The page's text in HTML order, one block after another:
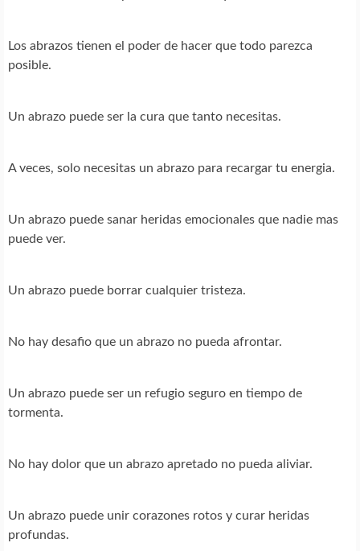
Los abrazos tienen el poder de hacer que todo parezca
posible.
Un abrazo puede ser la cura que tanto necesitas.
A veces, solo necesitas un abrazo para recargar tu energia.
Un abrazo puede sanar heridas emocionales que nadie mas
puede ver.
Un abrazo puede borrar cualquier tristeza.
No hay desafio que un abrazo no pueda afrontar.
Un abrazo puede ser un refugio seguro en tiempo de
tormenta.
No hay dolor que un abrazo apretado no pueda aliviar.
Un abrazo puede unir corazones rotos y curar heridas
profundas.